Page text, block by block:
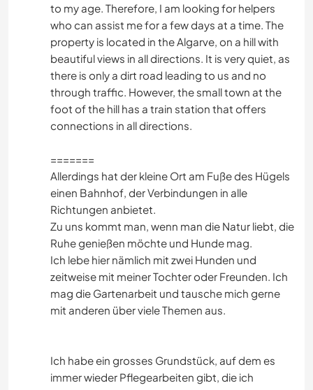
to my age. Therefore, I am looking for helpers
who can assist me for a few days at a time. The
property is located in the Algarve, on a hill with
beautiful views in all directions. It is very quiet, as
there is only a dirt road leading to us and no
through traffic. However, the small town at the
foot of the hill has a train station that offers
connections in all directions.
=======
Allerdings hat der kleine Ort am Fuße des Hügels
einen Bahnhof, der Verbindungen in alle
Richtungen anbietet.
Zu uns kommt man, wenn man die Natur liebt, die
Ruhe genießen möchte und Hunde mag.
Ich lebe hier nämlich mit zwei Hunden und
zeitweise mit meiner Tochter oder Freunden. Ich
mag die Gartenarbeit und tausche mich gerne
mit anderen über viele Themen aus.
Ich habe ein grosses Grundstück, auf dem es
immer wieder Pflegearbeiten gibt, die ich